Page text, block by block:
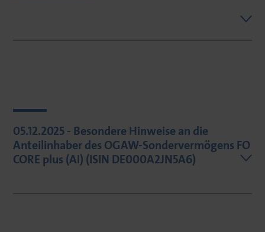
05.12.2025 - Besondere Hinweise an die
Anteilinhaber des OGAW-Sondervermögens FO
CORE plus (AI) (ISIN DE000A2JN5A6)